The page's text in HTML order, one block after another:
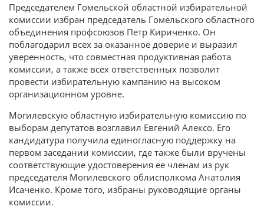
Председателем Гомельской областной избирательной
комиссии избран председатель Гомельского областного
объединения профсоюзов Петр Кириченко. Он
поблагодарил всех за оказанное доверие и выразил
уверенность, что совместная продуктивная работа
комиссии, а также всех ответственных позволит
провести избирательную кампанию на высоком
организационном уровне.
Могилевскую областную избирательную комиссию по
выборам депутатов возглавил Евгений Алексо. Его
кандидатура получила единогласную поддержку на
первом заседании комиссии, где также были вручены
соответствующие удостоверения ее членам из рук
председателя Могилевского облисполкома Анатолия
Исаченко. Кроме того, избраны руководящие органы
комиссии.